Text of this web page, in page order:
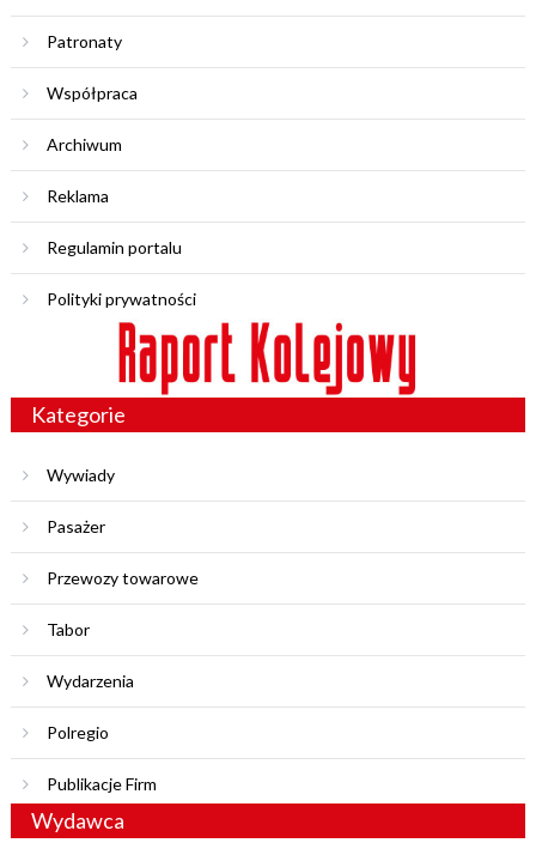
Patronaty
Współpraca
Archiwum
Reklama
Regulamin portalu
Polityki prywatności
Kategorie
Wywiady
Pasażer
Przewozy towarowe
Tabor
Wydarzenia
Polregio
Publikacje Firm
Wydawca